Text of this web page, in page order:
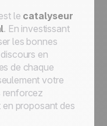
le catalyseur
. En investissant
les bonnes
en
de chaque
votre
renforcez
proposant des